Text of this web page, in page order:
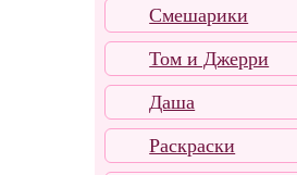
Смешарики
Том и Джерри
Даша
Раскраски